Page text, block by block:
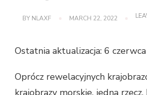
BY NLAXF MARCH 22, 2022
Ostatnia aktualizacja: 6
Oprócz rewelacyjnych